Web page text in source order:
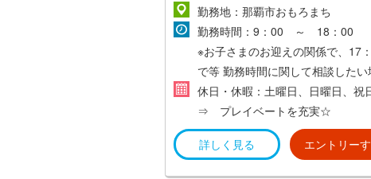
費＝201,600円～
勤務地：那覇市おもろまち
勤務時間：9：00 ～ 18：00
※お子さまのお迎えの関係で、17
で等 勤務時間に関して相談したい
もお気軽にご連絡ください！
休日・休暇：土曜日、日曜日、祝
⇒ プレイベートを充実☆
詳しく見る エントリー